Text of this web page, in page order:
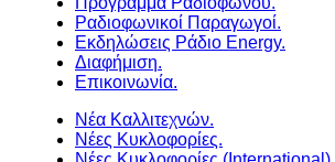
Ραδιοφωνικοί Παραγωγοί.
Εκδηλώσεις Ράδιο Energy.
Διαφήμιση.
Επικοινωνία.
Νέα Καλλιτεχνών.
Νέες Κυκλοφορίες.